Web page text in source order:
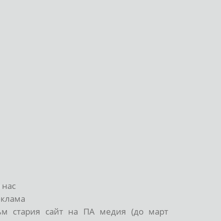
нас
стария сайт на ПА медия (до март